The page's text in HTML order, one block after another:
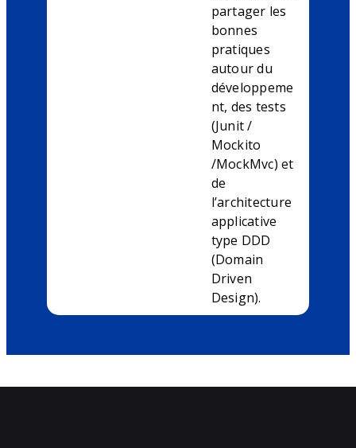
partager les
bonnes
pratiques
autour du
développeme
nt, des tests
(Junit /
Mockito
/MockMvc) et
de
l’architecture
applicative
type DDD
(Domain
Driven
Design).